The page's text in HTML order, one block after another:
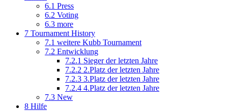
6.1 Press
6.2 Voting
6.3 more
7 Tournament History
7.1 weitere Kubb Tournament
7.2 Entwicklung
7.2.1 Sieger der letzten Jahre
7.2.2 2.Platz der letzten Jahre
7.2.3 3.Platz der letzten Jahre
7.2.4 4.Platz der letzten Jahre
7.3 New
8 Hilfe